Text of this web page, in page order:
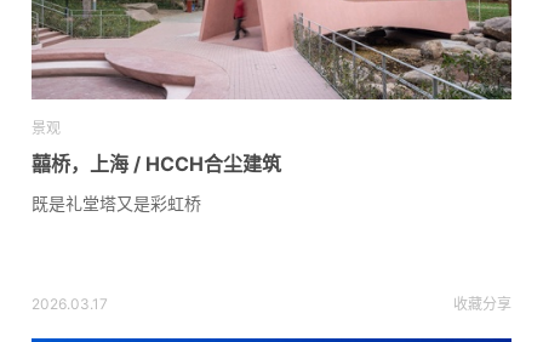
景观
囍桥，上海 / HCCH合尘建筑
既是礼堂塔又是彩虹桥
2026.03.17 收藏分享